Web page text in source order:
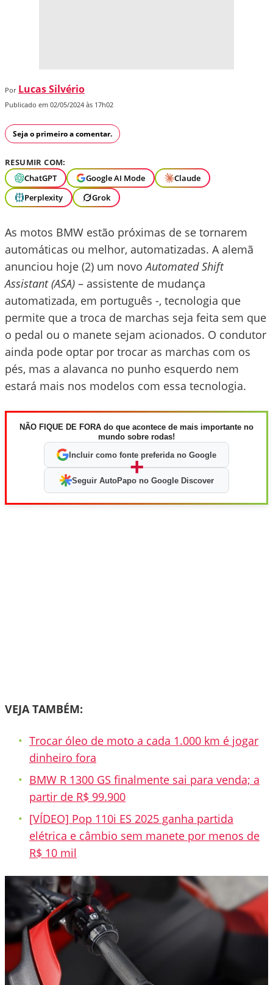
Por Lucas Silvério
Publicado em 02/05/2024 às 17h02
Seja o primeiro a comentar.
RESUMIR COM:
ChatGPT
Google AI Mode
Claude
Perplexity
Grok
As motos BMW estão próximas de se tornarem
automáticas ou melhor, automatizadas. A alemã
anunciou hoje (2) um novoAutomated Shift
Assistant (ASA) – assistente de mudança
automatizada, em português -, tecnologia que
permite que a troca de marchas seja feita sem que
o pedal ou o manete sejam acionados. O condutor
ainda pode optar por trocar as marchas com os
pés, mas a alavanca no punho esquerdo nem
estará mais nos modelos com essa tecnologia.
NÃO FIQUE DE FORA do que acontece de mais importante no
mundo sobre rodas!
Incluir como fonte preferida no Google
+
Seguir AutoPapo no Google Discover
VEJA TAMBÉM:
Trocar óleo de moto a cada 1.000 km é jogar
dinheiro fora
BMW R 1300 GS finalmente sai para venda; a
partir de R$ 99.900
[VÍDEO] Pop 110i ES 2025 ganha partida
elétrica e câmbio sem manete por menos de
R$ 10 mil